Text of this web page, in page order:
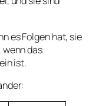
es Folgen hat, sie
das
ist.